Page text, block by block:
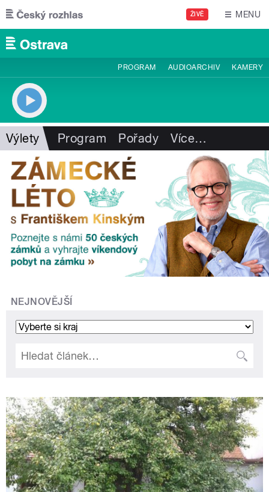
Přejít k hlavnímu obsahu
ŽIVĚ MENU
PROGRAM AUDIOARCHIV KAMERY
Výlety Program Pořady Více…
NEJNOVĚJŠÍ